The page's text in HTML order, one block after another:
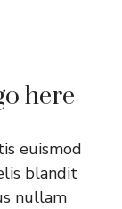
here
euismod
blandit
nullam